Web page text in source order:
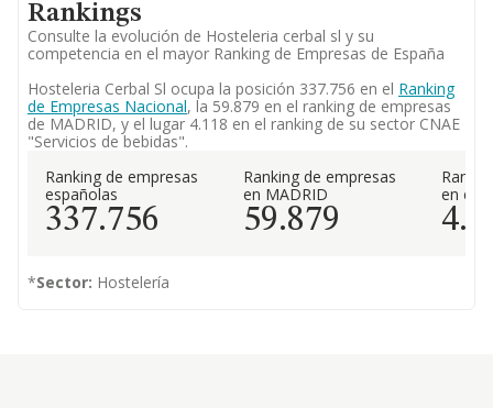
Rankings
Consulte la evolución de Hosteleria cerbal sl y su
competencia en el mayor Ranking de Empresas de España
Hosteleria Cerbal Sl ocupa la posición 337.756 en el Ranking
de Empresas Nacional, la 59.879 en el ranking de empresas
de MADRID, y el lugar 4.118 en el ranking de su sector CNAE
"Servicios de bebidas".
Ranking de empresas
españolas
337.756
Ranking de empresas
en MADRID
59.879
en el
*Sector: Hostelería